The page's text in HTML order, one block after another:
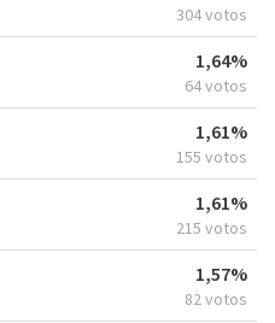
304 votos
1,64%
64 votos
1,61%
155 votos
1,61%
215 votos
1,57%
82 votos